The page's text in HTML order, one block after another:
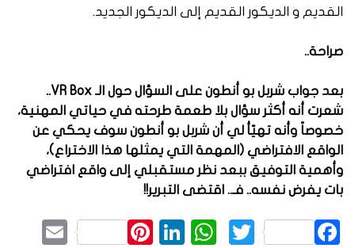
القديم و الديكور القديم إلى الديكور الجديد.
صراحة..
بعد جواب شربل بو أنطون على السؤال حول الـ
VR Box..
شعرت أنه أكثر سؤال بلا طعمة طرحته في حياتي المهنية،
خصوصاً وأنه تهيّأ لي أن شربل بو أنطون سوف يحكي عن
الواقع الافتراضي (المهمة التي يمثلها هذا الاختراع)،
وأهمية التوفيق ببعد نظر مستقبلي إلى واقع افتراضي
بات يفرض نفسه.. فـ.. اقتضى التبرير!!
Facebook
Twitter
WhatsApp
LinkedIn
Pinterest